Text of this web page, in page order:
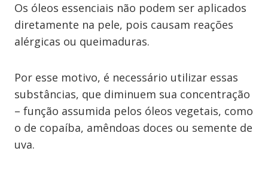
Os óleos essenciais não podem ser aplicados
diretamente na pele, pois causam reações
alérgicas ou queimaduras.
Por esse motivo, é necessário utilizar essas
substâncias, que diminuem sua concentração
– função assumida pelos óleos vegetais, como
o de copaíba, amêndoas doces ou semente de
uva.